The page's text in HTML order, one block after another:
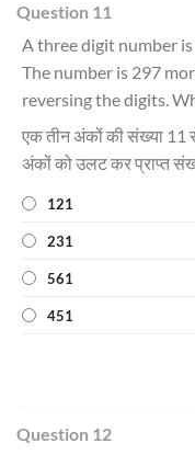
Question 11
A three digit number
The number is 297
reversing the digits.
एक तीन अंकों की संख्या 11
अंकों को उलट कर प्राप्त
121
231
561
451
Question 12